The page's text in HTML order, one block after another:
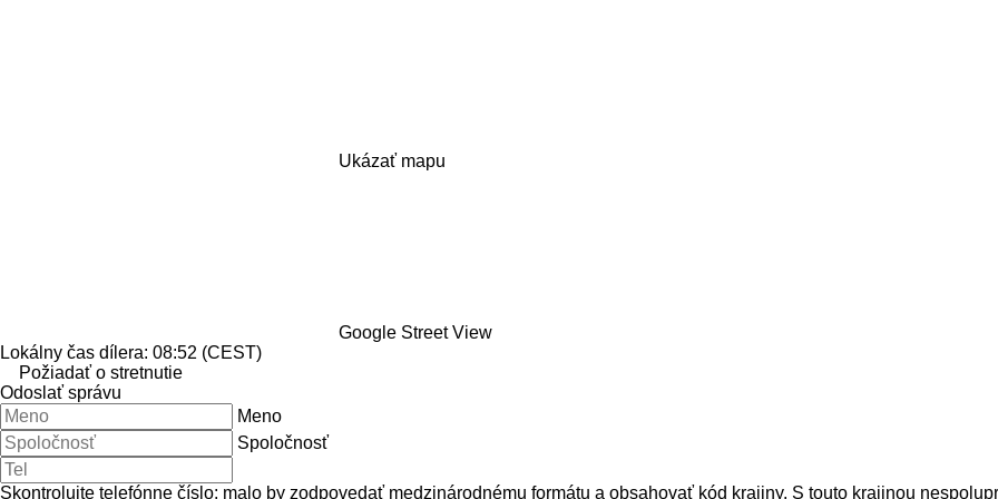
Ukázať mapu
Google Street View
Lokálny čas dílera: 08:52 (CEST)
Požiadať o stretnutie
Odoslať správu
Meno
Spoločnosť
Skontrolujte telefónne číslo: malo by zodpovedať medzinárodnému formátu a obsahovať kód krajiny. S touto krajinou